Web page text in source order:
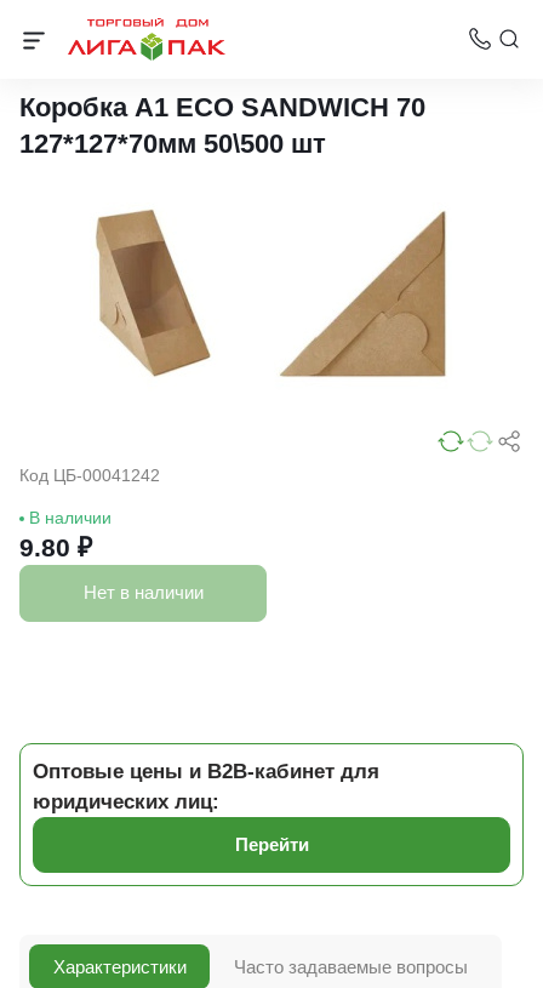
Крафт-боксы и упаковка для бургеров и сэндвичей
Коробка А1 ECO SANDWICH 70
127*127*70мм 50\500 шт
Код ЦБ-00041242
В наличии
9.80 ₽
Нет в наличии
Оптовые цены и B2B-кабинет для
юридических лиц:
Перейти
Характеристики Часто задаваемые вопросы